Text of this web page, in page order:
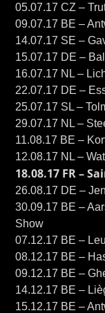
05.07.17 CZ –
09.07.17 BE –
14.07.17 SE –
15.07.17 DE –
16.07.17 NL –
22.07.17 DE –
25.07.17 SL –
29.07.17 NL –
11.08.17 BE –
12.08.17 NL –
18.08.17 FR –
26.08.17 DE –
30.09.17 BE –
Show
07.12.17 BE –
08.12.17 BE –
09.12.17 BE –
14.12.17 BE –
15.12.17 BE –